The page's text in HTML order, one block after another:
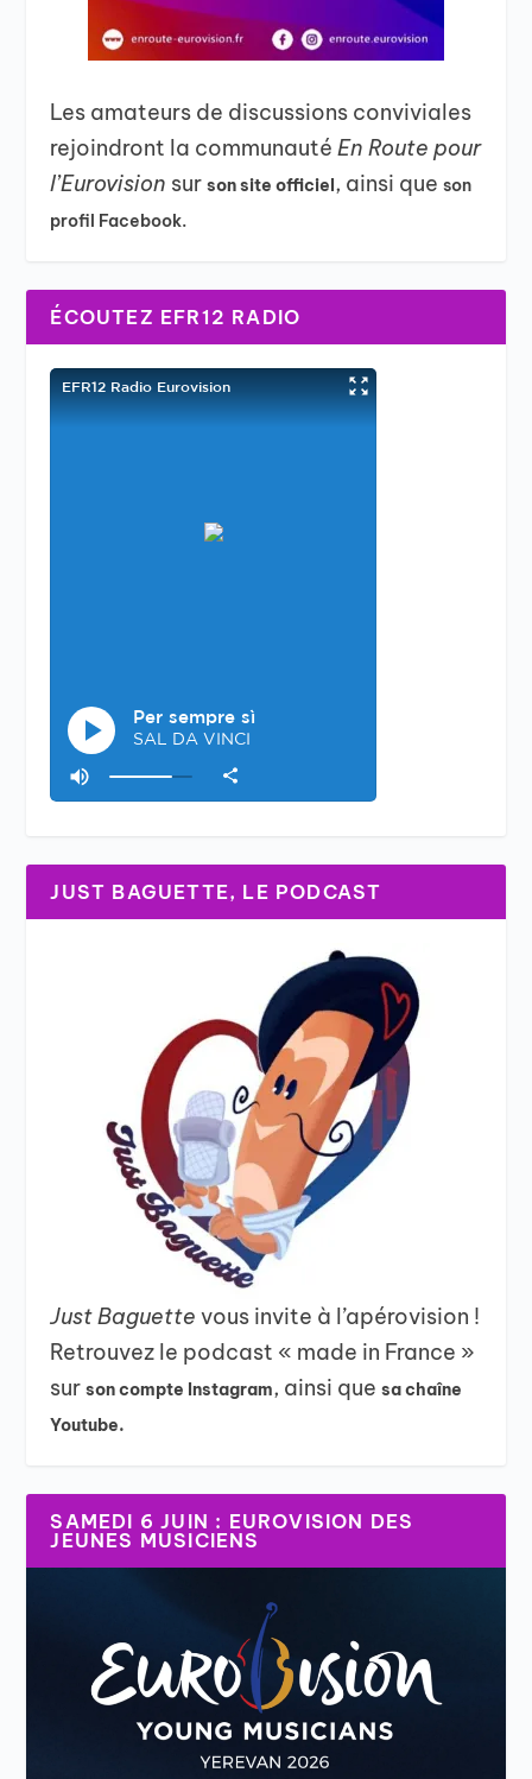
Les amateurs de discussions conviviales
rejoindront la communautéEn Route pour
l’Eurovision surson site officiel, ainsi queson
profil Facebook.
ÉCOUTEZ EFR12 RADIO
JUST BAGUETTE, LE PODCAST
Just Baguettevous invite à l’apérovision !
Retrouvez le podcast « made in France »
surson compte Instagram, ainsi quesa chaîne
Youtube.
SAMEDI 6 JUIN : EUROVISION DES
JEUNES MUSICIENS